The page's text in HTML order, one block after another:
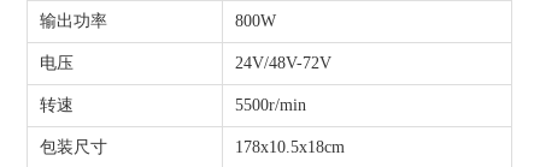
输出功率 800W
电压 24V/48V-72V
转速 5500r/min
包装尺寸 178x10.5x18cm